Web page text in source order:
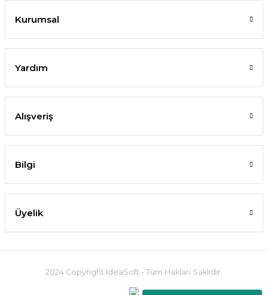
Kurumsal
Yardım
Alışveriş
Bilgi
Üyelik
2024 Copyright IdeaSoft - Tüm Hakları Saklıdır.